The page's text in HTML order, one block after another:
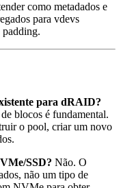
como metadados e
para vdevs
padding.
para dRAID?
blocos é fundamental.
o pool, criar um novo
SSD? Não. O
não um tipo de